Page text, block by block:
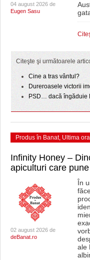
04 august 2026 de
Eugen Sasu
Citeşte şi următoarele
Cine a tras vântul?
Dureroasele victorii
PSD… dacă îngăduie
Produs în Banat, Ultima ora
Infinity Honey –
apiculturi care
02 august 2026 de
deBanat.ro
În
ale